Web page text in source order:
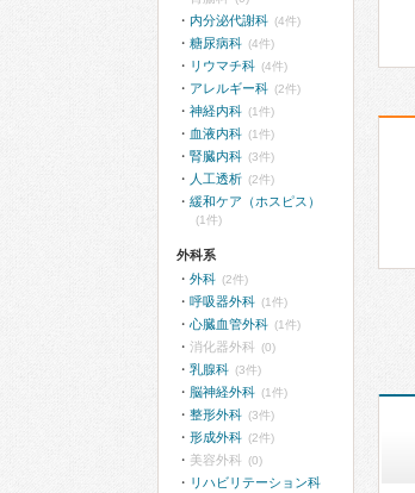
内分泌代謝科 (4件)
糖尿病科 (4件)
リウマチ科 (4件)
アレルギー科 (2件)
神経内科 (1件)
血液内科 (1件)
腎臓内科 (3件)
人工透析 (2件)
緩和ケア（ホスピス）
(1件)
外科系
外科 (2件)
呼吸器外科 (1件)
心臓血管外科 (1件)
消化器外科 (0)
乳腺科 (3件)
脳神経外科 (1件)
整形外科 (3件)
形成外科 (2件)
美容外科 (0)
リハビリテーション科